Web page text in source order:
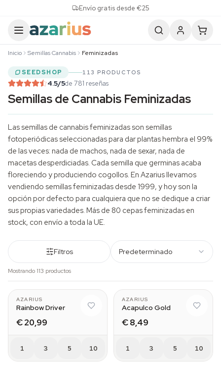
Envío gratis desde €25
Inicio Semillas Cannabis Feminizadas
SEEDSHOP 113 PRODUCTOS
4.5/5de 781 reseñas
Semillas de Cannabis Feminizadas
Lassemillas de cannabisfeminizadas son semillas
fotoperiódicas seleccionadas para dar plantas hembra el 99%
de las veces: nada de machos, nada de sexar, nada de
macetas desperdiciadas. Cada semilla que germinas acaba
floreciendo y produciendo cogollos. En Azarius llevamos
vendiendo semillas feminizadas desde 1999, y hoy son la
opción por defecto para cualquiera que no se dedique a criar
sus propias variedades. Más de 80 cepas feminizadas en
stock, con envío a toda la UE.
Filtros Predeterminado
Mostrando 113 productos
AZARIUS
Rainbow Driver
€ 20,99
1 3 5 10
AZARIUS
Acapulco Gold
€ 8,49
1 3 5 10